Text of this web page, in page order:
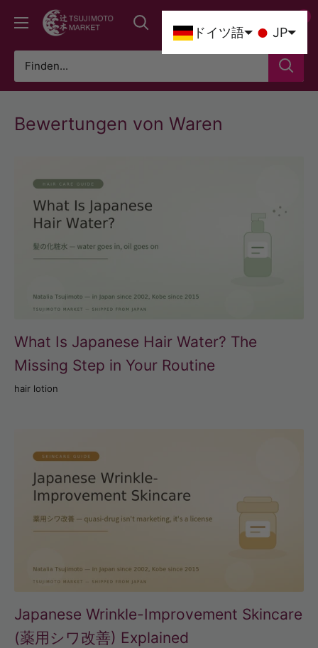
zum
Inhalt
Tsujimoto
Market
0
Bewertungen von Waren
What Is Japanese Hair Water? The
Missing Step in Your Routine
hair lotion
Japanese Wrinkle-Improvement Skincare
(薬用シワ改善) Explained
ドイツ語 JP